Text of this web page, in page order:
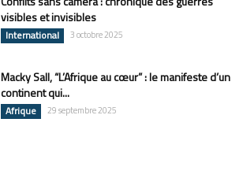
visibles et invisibles
International 3 octobre 2025
Macky Sall, “L’Afrique au cœur” : le manifeste d’un
continent qui...
Afrique 29 septembre 2025